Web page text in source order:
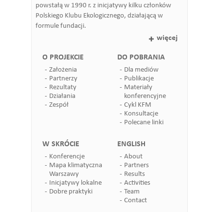
powstałą w 1990 r. z inicjatywy kilku członków
Polskiego Klubu Ekologicznego, działającą w
formule fundacji.
więcej
O PROJEKCIE
Założenia
Partnerzy
Rezultaty
Działania
Zespół
DO POBRANIA
Dla mediów
Publikacje
Materiały
konferencyjne
Cykl KFM
Konsultacje
Polecane linki
W SKRÓCIE
Konferencje
Mapa klimatyczna
Warszawy
Inicjatywy lokalne
Dobre praktyki
ENGLISH
About
Partners
Results
Activities
Team
Contact